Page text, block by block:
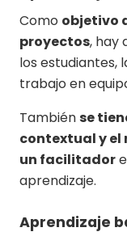
Como objetivo
proyectos, hay
los estudiantes,
trabajo en
Tambiénse
contextual y el
un facilitador
aprendizaje.
Aprendizaje